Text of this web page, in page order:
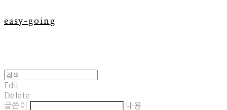
easy-going
Edit
Delete
글쓴이
내용